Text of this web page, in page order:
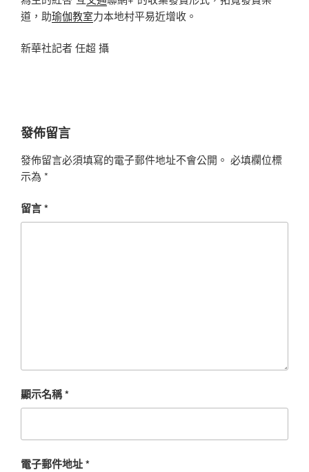
道，助瑜伽教室力本地村平易近增收。
新華社記者 任超 攝
發佈留言
發佈留言必須填寫的電子郵件地址不會公開。 必填欄位標
示為 *
留言*
顯示名稱*
電子郵件地址*